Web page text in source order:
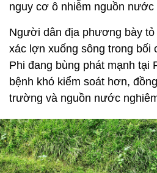
nguy cơ ô nhiễm nguồn nước
Người dân địa phương bày
xác lợn xuống sông trong bối
Phi đang bùng phát mạnh tại
bệnh khó kiểm soát hơn,
trường và nguồn nước